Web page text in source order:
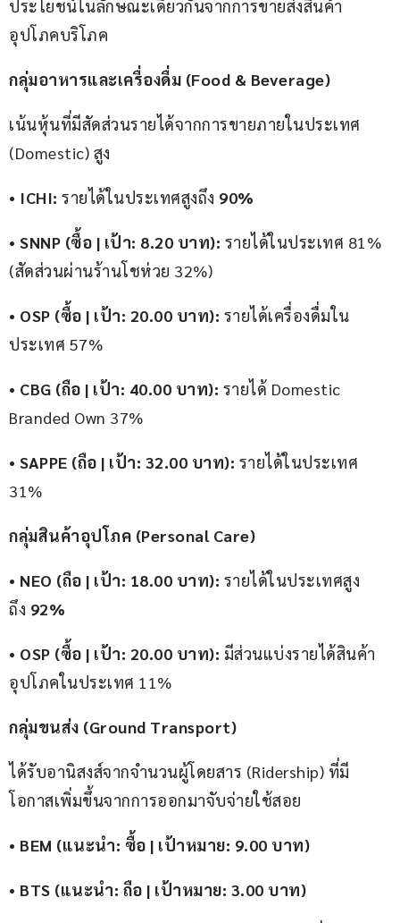
ประโยชน์ในลักษณะเดียวกันจากการขายส่งสินค้า
อุปโภคบริโภค
กลุ่มอาหารและเครื่องดื่ม (Food & Beverage)
เน้นหุ้นที่มีสัดส่วนรายได้จากการขายภายในประเทศ
(Domestic) สูง
• ICHI: รายได้ในประเทศสูงถึง 90%
• SNNP (ซื้อ | เป้า: 8.20 บาท): รายได้ในประเทศ 81%
(สัดส่วนผ่านร้านโชห่วย 32%)
• OSP (ซื้อ | เป้า: 20.00 บาท): รายได้เครื่องดื่มใน
ประเทศ 57%
• CBG (ถือ | เป้า: 40.00 บาท): รายได้ Domestic
Branded Own 37%
• SAPPE (ถือ | เป้า: 32.00 บาท): รายได้ในประเทศ
31%
กลุ่มสินค้าอุปโภค (Personal Care)
• NEO (ถือ | เป้า: 18.00 บาท): รายได้ในประเทศสูง
ถึง 92%
• OSP (ซื้อ | เป้า: 20.00 บาท): มีส่วนแบ่งรายได้สินค้า
อุปโภคในประเทศ 11%
กลุ่มขนส่ง (Ground Transport)
ได้รับอานิสงส์จากจำนวนผู้โดยสาร (Ridership) ที่มี
โอกาสเพิ่มขึ้นจากการออกมาจับจ่ายใช้สอย
• BEM (แนะนำ: ซื้อ | เป้าหมาย: 9.00 บาท)
• BTS (แนะนำ: ถือ | เป้าหมาย: 3.00 บาท)